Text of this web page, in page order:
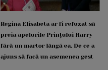
Regina Elisabeta ar fi refuzat să
preia apelurile Prințului Harry
fără un martor lângă ea. De ce a
ajuns să facă un asemenea gest